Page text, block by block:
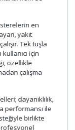
en
yakıt
Tek tuşla
için
özellikle
çalışma
dayanıklılık,
performansı ile
birlikte